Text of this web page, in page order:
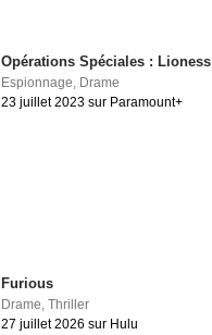
Opérations Spéciales : Lioness
Espionnage, Drame
23 juillet 2023 sur Paramount+
Furious
Drame ,Thriller
27 juillet 2026 sur Hulu